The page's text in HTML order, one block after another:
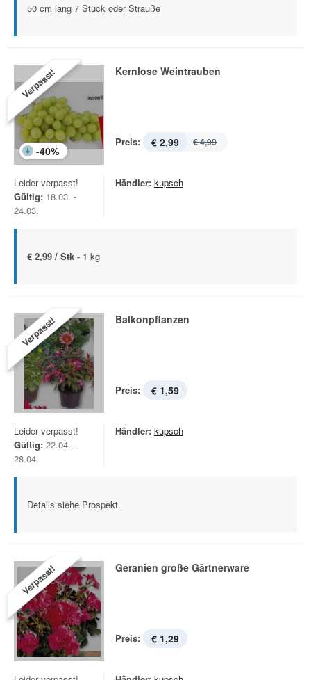
50 cm lang 7 Stück oder Strauße
Verpasst!
-40%
Kernlose Weintrauben
Preis: € 2,99 € 4,99
Leider verpasst!
Gültig: 18.03. -
24.03.
Händler: kupsch
€ 2,99 / Stk - 1 kg
Verpasst! Balkonpflanzen
Preis: € 1,59
Leider verpasst!
Gültig: 22.04. -
28.04.
Händler: kupsch
Details siehe Prospekt.
Verpasst! Geranien große Gärtnerware
Preis: € 1,29